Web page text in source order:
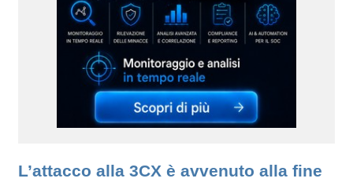
L’attacco alla 3CX è avvenuto alla fine